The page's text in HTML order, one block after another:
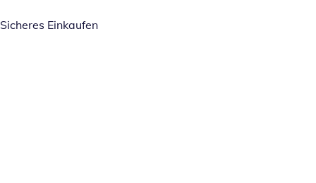
Sicheres Einkaufen